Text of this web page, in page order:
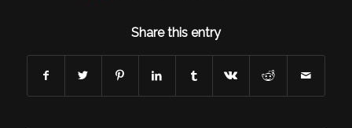
Share this entry